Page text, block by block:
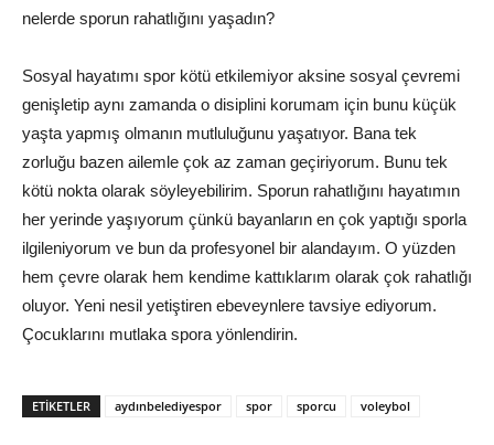
nelerde sporun rahatlığını yaşadın?
Sosyal hayatımı spor kötü etkilemiyor aksine sosyal çevremi
genişletip aynı zamanda o disiplini korumam için bunu küçük
yaşta yapmış olmanın mutluluğunu yaşatıyor. Bana tek
zorluğu bazen ailemle çok az zaman geçiriyorum. Bunu tek
kötü nokta olarak söyleyebilirim. Sporun rahatlığını hayatımın
her yerinde yaşıyorum çünkü bayanların en çok yaptığı sporla
ilgileniyorum ve bun da profesyonel bir alandayım. O yüzden
hem çevre olarak hem kendime kattıklarım olarak çok rahatlığı
oluyor. Yeni nesil yetiştiren ebeveynlere tavsiye ediyorum.
Çocuklarını mutlaka spora yönlendirin.
ETIKETLER aydınbelediyespor spor sporcu voleybol